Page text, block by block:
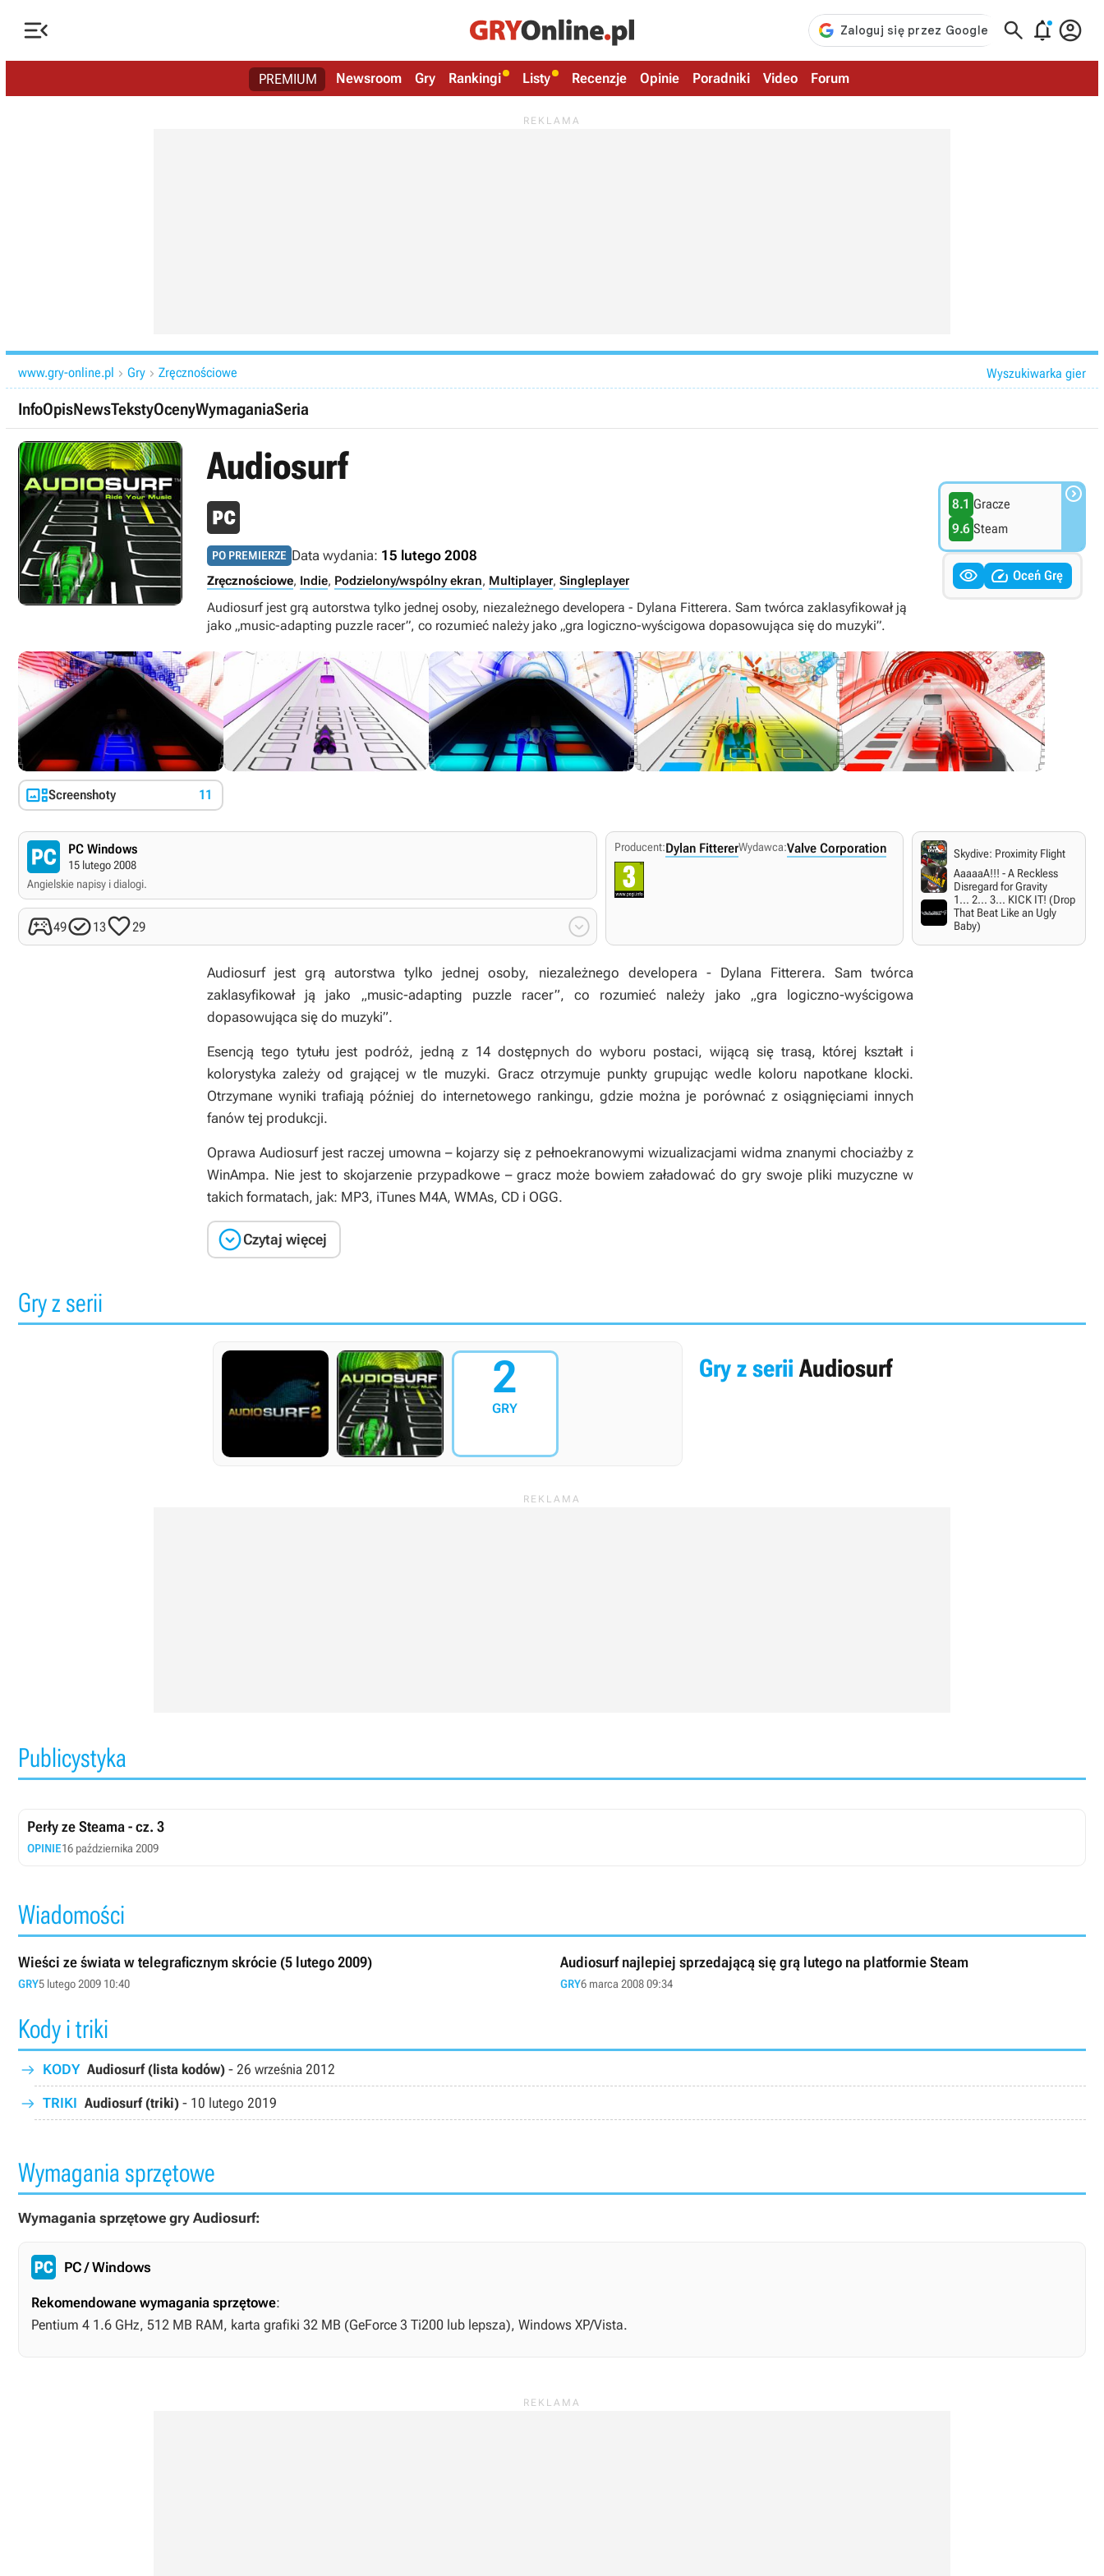
   
PREMIUM Newsroom Gry Rankingi Listy Recenzje Opinie Poradniki Video Forum
www.gry-online.pl  Gry  Zręcznościowe Wyszukiwarka gier
InfoOpisNewsTekstyOcenyWymaganiaSeria
Audiosurf
PO PREMIERZE Data wydania: 15 lutego 2008
Zręcznościowe, Indie, Podzielony/wspólny ekran, Multiplayer, Singleplayer
Audiosurf jest grą autorstwa tylko jednej osoby, niezależnego developera - Dylana Fitterera. Sam twórca zaklasyfikował ją
jako „music-adapting puzzle racer”, co rozumieć należy jako „gra logiczno-wyścigowa dopasowująca się do muzyki”.
8.1 Gracze
9.6 Steam

  Oceń Grę
Screenshoty 11
PC Windows
15 lutego 2008
Angielskie napisy i dialogi.
491329 
Producent:Dylan FittererWydawca:Valve Corporation
Skydive: Proximity Flight
AaaaaA!!! - A Reckless
Disregard for Gravity
1... 2... 3... KICK IT! (Drop
That Beat Like an Ugly
Baby)
Audiosurfjest grą autorstwa tylko jednej osoby, niezależnego developera - Dylana Fitterera. Sam twórca
zaklasyfikował ją jako „music-adapting puzzle racer”, co rozumieć należy jako „gra logiczno-wyścigowa
dopasowująca się do muzyki”.
Esencją tego tytułu jest podróż, jedną z 14 dostępnych do wyboru postaci, wijącą się trasą, której kształt i
kolorystyka zależy od grającej w tle muzyki. Gracz otrzymuje punkty grupując wedle koloru napotkane klocki.
Otrzymane wyniki trafiają później do internetowego rankingu, gdzie można je porównać z osiągnięciami innych
fanów tej produkcji.
Oprawa Audiosurfjest raczej umowna – kojarzy się z pełnoekranowymi wizualizacjami widma znanymi chociażby z
WinAmpa. Nie jest to skojarzenie przypadkowe – gracz może bowiem załadować do gry swoje pliki muzyczne w
takich formatach, jak: MP3, iTunes M4A, WMAs, CD i OGG.
Czytaj więcej
Gry z serii
2
GRY
Gry z seriiAudiosurf
Publicystyka
Perły ze Steama - cz. 3
OPINIE16 października 2009
Wiadomości
Wieści ze świata w telegraficznym skrócie (5 lutego 2009)
GRY5 lutego 2009 10:40
Audiosurf najlepiej sprzedającą się grą lutego na platformie Steam
GRY6 marca 2008 09:34
Kody i triki
KODY Audiosurf (lista kodów) - 26 września 2012
TRIKI Audiosurf (triki) - 10 lutego 2019
Wymagania sprzętowe
Wymagania sprzętowe gry Audiosurf:
PC / Windows
Rekomendowane wymagania sprzętowe:
Pentium 4 1.6 GHz, 512 MB RAM, karta grafiki 32 MB (GeForce 3 Ti200 lub lepsza), Windows XP/Vista.